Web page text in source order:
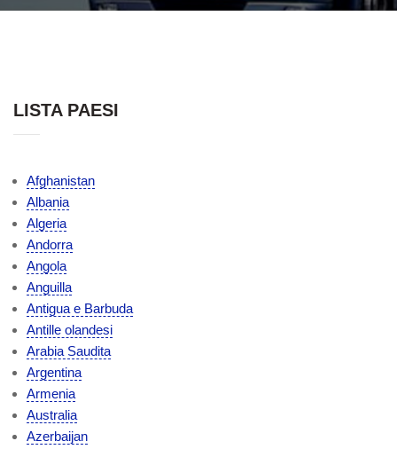
LISTA PAESI
Afghanistan
Albania
Algeria
Andorra
Angola
Anguilla
Antigua e Barbuda
Antille olandesi
Arabia Saudita
Argentina
Armenia
Australia
Azerbaijan